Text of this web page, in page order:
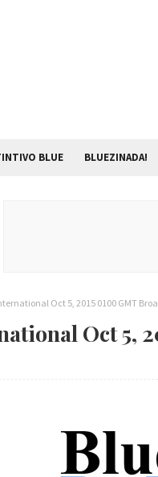
BLUE BLUEZINADA!
Oct 5, 2015 0100 GMT
Oct 5,